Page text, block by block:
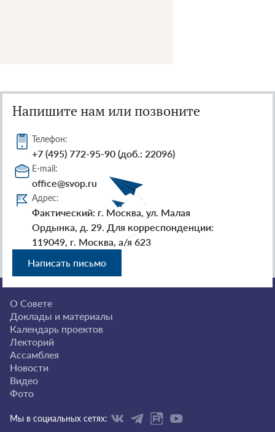
Напишите нам или позвоните
Телефон:
+7 (495) 772-95-90 (доб.: 22096)
E-mail:
office@svop.ru
Адрес:
Фактический: г. Москва, ул. Малая
Ордынка, д. 29. Для корреспонденции:
119049, г. Москва, а/я 623
Написать письмо
О Совете
Доклады и материалы
Календарь проектов
Лекторий
Ассамблея
Новости
Видео
Фото
Мы в социальных сетях: